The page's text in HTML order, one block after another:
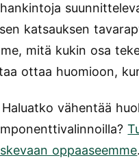
katsauksen
mitä kukin osa
ottaa huomioon,
Haluatko vähentää
oppaaseemme.